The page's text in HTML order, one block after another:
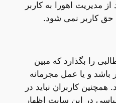
مدیریت اهورا به کاربر
حق کاربر نمی شود.
را بگذارد که مبین
و یا عمل مجرمانه
همچنین کاربران نباید در
در این سایت اظهار